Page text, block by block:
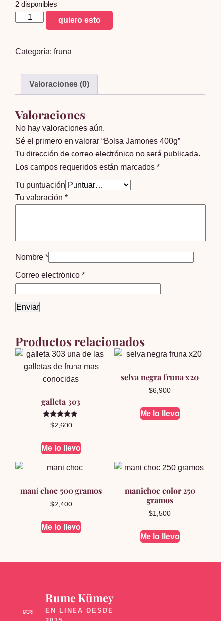
2 disponibles
Bolsa
Jamones
cantidad
quiero esto
Categoría:fruna
Valoraciones (0)
Valoraciones
No hay valoraciones aún.
Sé el primero en valorar “Bolsa Jamones 400g”
Tu dirección de correo electrónico no será publicada.
Los campos requeridos están marcados*
Tu puntuación
Tu valoración*
Nombre*
Correo electrónico*
Productos relacionados
galleta 303
Valorado en
5.00
$2,600
Me lo llevo
selva negra fruna x20
$6,900
Me lo llevo
mani choc 500 gramos
$2,400
Me lo llevo
manichoc color 250
gramos
$1,500
Me lo llevo
🍬
Rume Kümey